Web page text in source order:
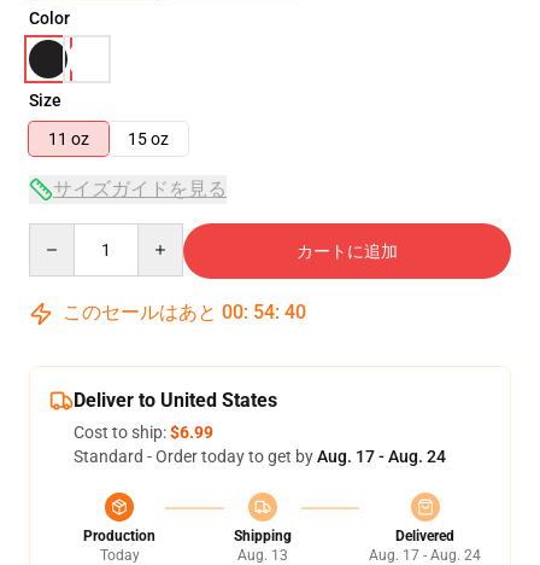
Color
Size
11 oz
15 oz
サイズガイドを見る
カートに追加
このセールはあと 00: 54: 40
Deliver to United States
Cost to ship:$6.99
Standard - Order today to get byAug. 17 - Aug. 24
Production
Today
Shipping
Aug. 13
Delivered
Aug. 17 - Aug. 24